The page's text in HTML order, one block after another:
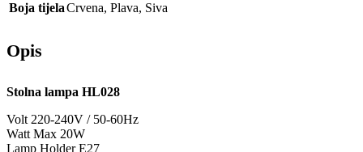
Boja tijelaCrvena, Plava, Siva
Opis
Stolna lampa HL028
Volt 220-240V / 50-60Hz
Watt Max 20W
Lamp Holder E27